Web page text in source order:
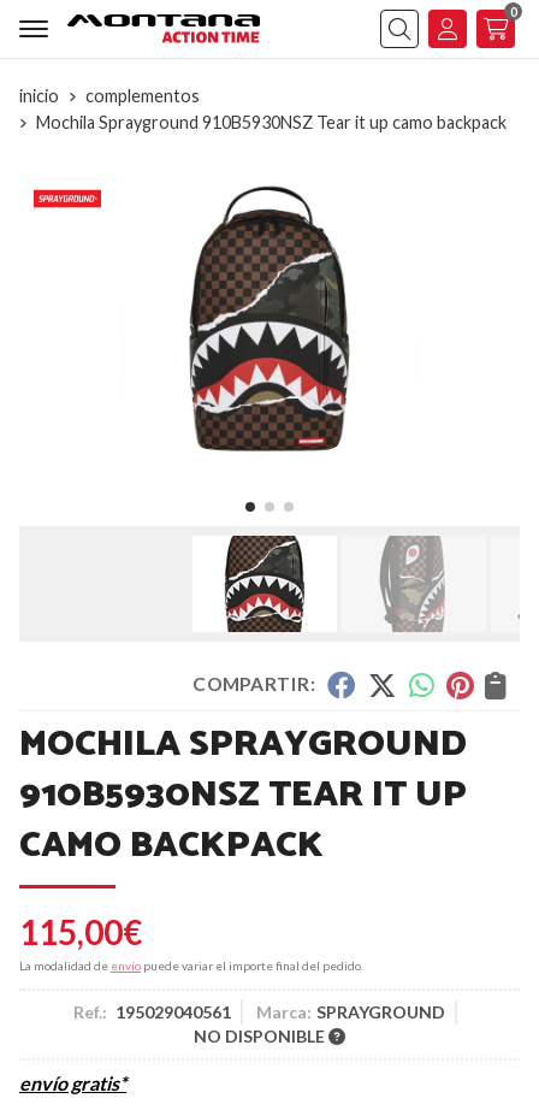
Buscar
0
inicio
complementos
Mochila Sprayground 910B5930NSZ Tear it up camo backpack
COMPARTIR:
MOCHILA SPRAYGROUND
910B5930NSZ TEAR IT UP
CAMO BACKPACK
115,00€
La modalidad de envío puede variar el importe final del pedido.
Ref.: 195029040561 Marca: SPRAYGROUND
NO DISPONIBLE
envío gratis*